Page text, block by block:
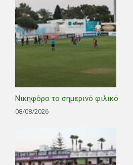
Νικηφόρο το σημερινό φιλικό
08/08/2026